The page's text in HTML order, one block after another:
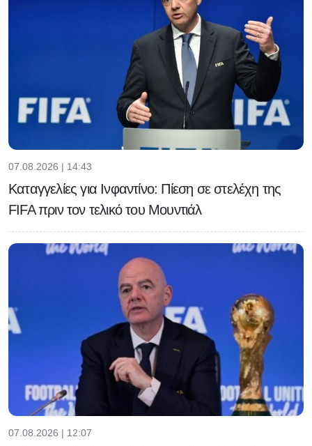
07.08.2026 | 14:43
Καταγγελίες για Ινφαντίνο: Πίεση σε στελέχη της
FIFA πριν τον τελικό του Μουντιάλ
07.08.2026 | 12:07